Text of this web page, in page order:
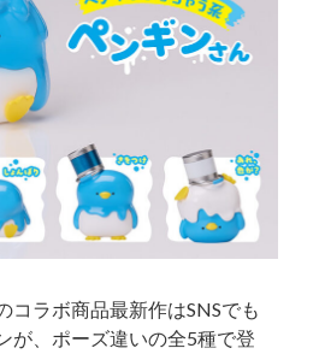
コラボ商品最新作はSNSでも
が、ポーズ違いの全5種で登